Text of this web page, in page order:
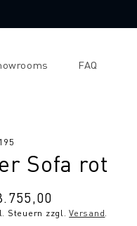
FAQ
Sofa rot
Steuern zzgl.Versand.